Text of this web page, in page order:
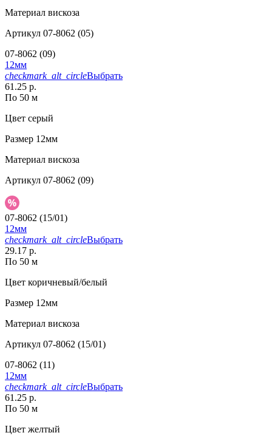
Материал вискоза
Артикул 07-8062 (05)
07-8062 (09)
12мм
checkmark_alt_circleВыбрать
61.25 р.
По 50 м
Цвет серый
Размер 12мм
Материал вискоза
Артикул 07-8062 (09)
07-8062 (15/01)
12мм
checkmark_alt_circleВыбрать
29.17 р.
По 50 м
Цвет коричневый/белый
Размер 12мм
Материал вискоза
Артикул 07-8062 (15/01)
07-8062 (11)
12мм
checkmark_alt_circleВыбрать
61.25 р.
По 50 м
Цвет желтый